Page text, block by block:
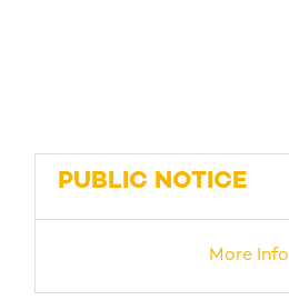
PUBLIC NOTICE
More Info